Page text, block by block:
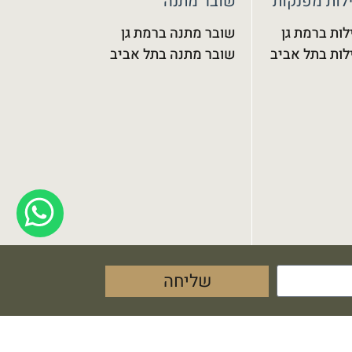
ברמת גן
בתל אביב
שובר מתנה ברמת גן
שובר מתנה בתל אביב
שקוף מדיה
שליחה